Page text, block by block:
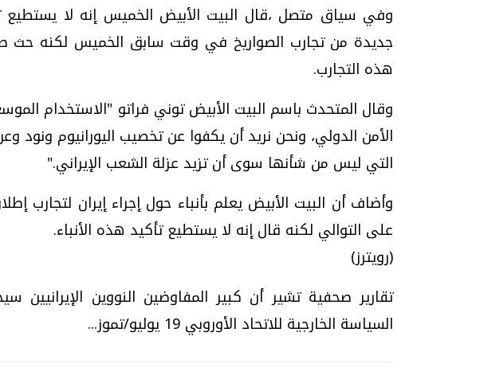
وفي سياق متصل ،قال البيت الأبيض الخميس إنه لا يستطيع
جديدة من تجارب الصواريخ في وقت سابق الخميس لكنه حث
هذه التجارب.
وقال المتحدث باسم البيت الأبيض توني فراتو "الاستخدام
الأمن الدولي، ونحن نريد أن يكفوا عن تخصيب اليورانيوم ونود
التي ليس من شأنها سوى أن تزيد عزلة الشعب الإيراني."
وأضاف أن البيت الأبيض يعلم بأنباء حول إجراء إيران لتجارب
على التوالي لكنه قال إنه لا يستطيع تأكيد هذه الأنباء.
(رويترز)
تقارير صحفية تشير أن كبير المفاوضين النووين
السياسة الخارجية للاتحاد الأوروبي 19 يوليو/تموز...